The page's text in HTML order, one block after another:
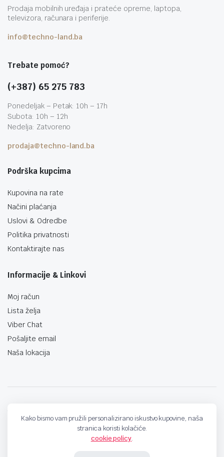
Prodaja mobilnih uređaja i prateće opreme, laptopa,
televizora, računara i periferije.
info@techno-land.ba
Trebate pomoć?
(+387) 65 275 783
Ponedeljak – Petak: 10h – 17h
Subota: 10h – 12h
Nedelja: Zatvoreno
prodaja@techno-land.ba
Podrška kupcima
Kupovina na rate
Načini plaćanja
Uslovi & Odredbe
Politika privatnosti
Kontaktirajte nas
Informacije & Linkovi
Moj račun
Lista želja
Viber Chat
Pošaljite email
Naša lokacija
Kako bismo vam pružili personalizirano iskustvo kupovine, naša
stranica koristi kolačiće.
cookie policy.